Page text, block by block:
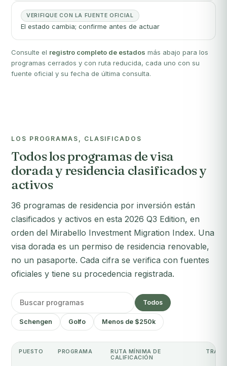
VERIFIQUE CON LA FUENTE OFICIAL
El estado cambia; confirme antes de actuar
Consulte el registro completo de estados más abajo para los
programas cerrados y con ruta reducida, cada uno con su
fuente oficial y su fecha de última consulta.
LOS PROGRAMAS, CLASIFICADOS
Todos los programas de visa
dorada y residencia clasificados y
activos
36 programas de residencia por inversión están
clasificados y activos en esta 2026 Q3 Edition, en
orden del Mirabello Investment Migration Index. Una
visa dorada es un permiso de residencia renovable,
no un pasaporte. Cada cifra se verifica con fuentes
oficiales y tiene su procedencia registrada.
Todos
Schengen Golfo Menos de $250k
PUESTO PROGRAMA
RUTA MÍNIMA DE
CALIFICACIÓN